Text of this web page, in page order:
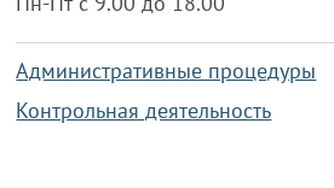
Административные процедуры
Контрольная деятельность